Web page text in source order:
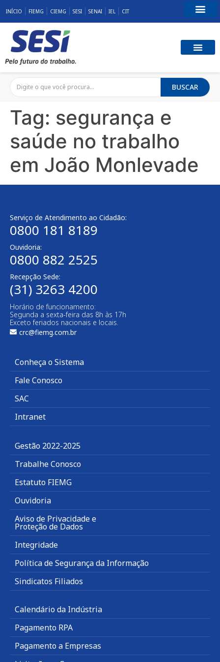
INÍCIO FIEMG CIEMG SESI SENAI IEL CIT
BUSCAR
Tag: segurança e
saúde no trabalho
em João Monlevade
Serviço de Atendimento ao Cidadão:
0800 181 8189
Ouvidoria:
0800 882 2525
Recepção Sede:
(31) 3263 4200
Horário de funcionamento:
Segunda a sexta-feira das 8h às 17h
Exceto feriados nacionais e locais.
crc@fiemg.com.br
Conheça o Sistema
Fale Conosco
SAC
Intranet
Gestão 2022-2025
Trabalhe Conosco
Estatuto FIEMG
Ouvidoria
Aviso de Privacidade e
Proteção de Dados
Integridade
Política de Segurança da Informação
Sindicatos Filiados
Calendário da Indústria
Pagamento RPA
Pagamento a Empresas